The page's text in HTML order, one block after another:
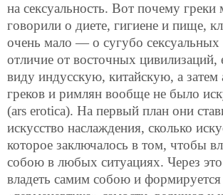
на сексуальность. Вот почему греки
говорили о диете, гигиене и пище,
очень мало — о сугубо
отличие от восточных цивилизаций,
виду индусскую, китайскую, а
греков и римлян вообще не было
(ars erotica). На первый план они
искусство наслаждения, сколько
которое заключалось в том, чтобы
собою в любых ситуациях. Через
владеть самим собою и формируется